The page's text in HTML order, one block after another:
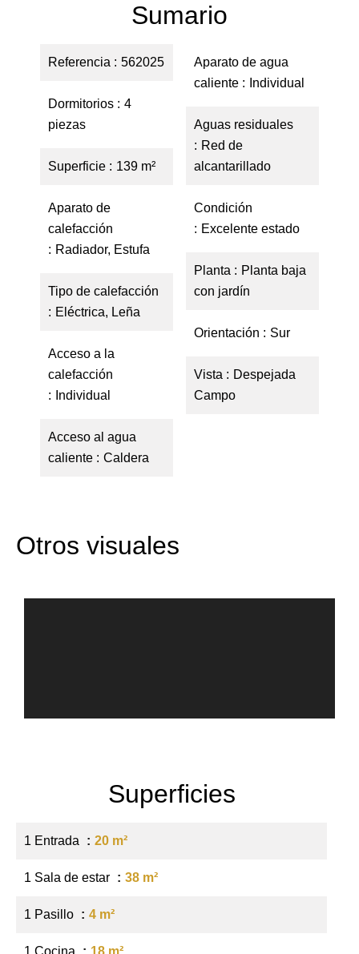
Sumario
Referencia 562025
Dormitorios
4
piezas
Superficie 139 m²
Aparato de
calefacción
Radiador, Estufa
Tipo de calefacción
Eléctrica, Leña
Acceso a la
calefacción
Individual
Acceso al agua
caliente
Caldera
Aparato de agua
caliente
Individual
Aguas residuales
Red de
alcantarillado
Condición
Excelente estado
Planta
Planta baja
con jardín
Orientación Sur
Vista
Despejada
Campo
Otros visuales
Superficies
1 Entrada 20 m²
1 Sala de estar 38 m²
1 Pasillo 4 m²
1 Cocina 18 m²